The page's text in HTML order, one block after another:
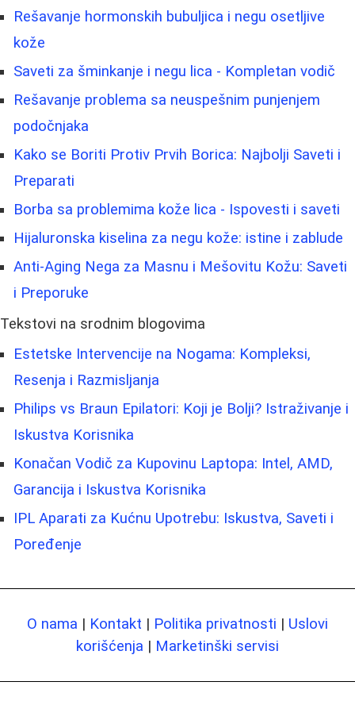
Rešavanje hormonskih bubuljica i negu osetljive
kože
Saveti za šminkanje i negu lica - Kompletan vodič
Rešavanje problema sa neuspešnim punjenjem
podočnjaka
Kako se Boriti Protiv Prvih Borica: Najbolji Saveti i
Preparati
Borba sa problemima kože lica - Ispovesti i saveti
Hijaluronska kiselina za negu kože: istine i zablude
Anti-Aging Nega za Masnu i Mešovitu Kožu: Saveti
i Preporuke
Tekstovi na srodnim blogovima
Estetske Intervencije na Nogama: Kompleksi,
Resenja i Razmisljanja
Philips vs Braun Epilatori: Koji je Bolji? Istraživanje i
Iskustva Korisnika
Konačan Vodič za Kupovinu Laptopa: Intel, AMD,
Garancija i Iskustva Korisnika
IPL Aparati za Kućnu Upotrebu: Iskustva, Saveti i
Poređenje
O nama | Kontakt | Politika privatnosti | Uslovi
korišćenja | Marketinški servisi